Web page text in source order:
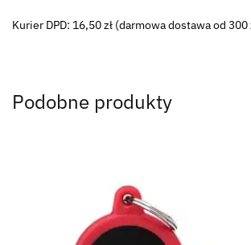
Kurier DPD: 16,50 zł (darmowa dostawa od 300
Podobne produkty